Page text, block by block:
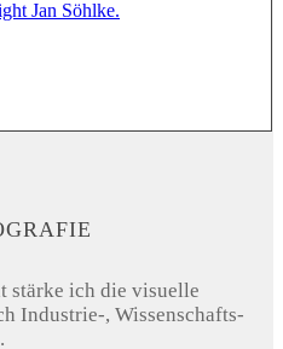
stärke ich die visuelle
Industrie-, Wissenschafts-